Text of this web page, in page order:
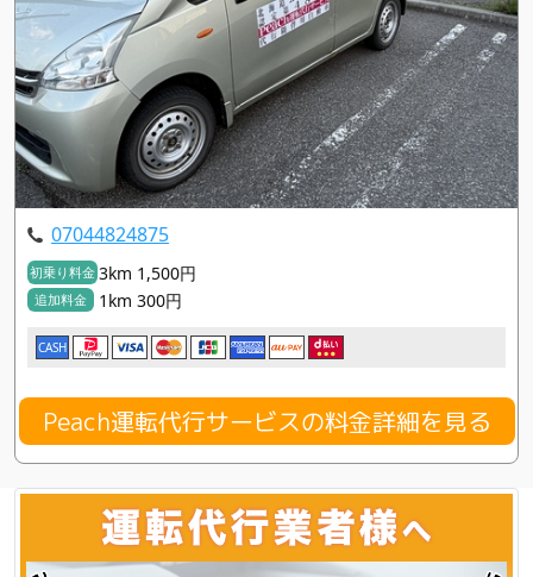
07044824875
初乗り料金 3km 1,500円
追加料金 1km 300円
CASH
Peach運転代行サービスの料金詳細を見る